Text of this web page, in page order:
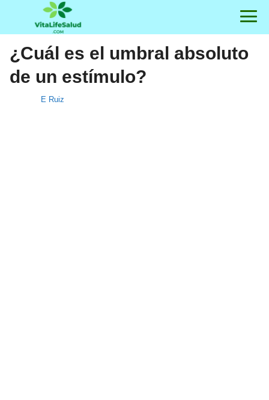
¿Cuál es el umbral absoluto
de un estímulo?
E Ruiz